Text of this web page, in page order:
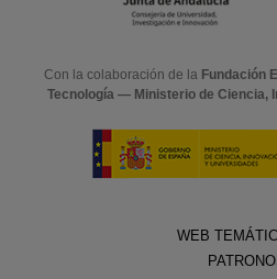
Con la colaboración de la Fundación
Tecnología — Ministerio de Ciencia,
WEB